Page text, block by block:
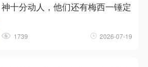
神十分动人，他们还有梅西一锤定
1739 2026-07-19